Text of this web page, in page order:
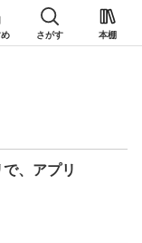
さがす 本棚
、アプリ